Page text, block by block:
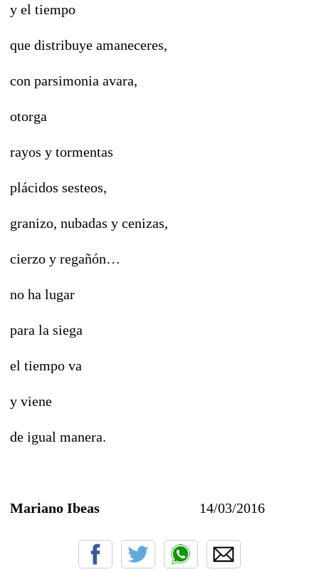
y el tiempo
que distribuye amaneceres,
con parsimonia avara,
otorga
rayos y tormentas
plácidos sesteos,
granizo, nubadas y cenizas,
cierzo y regañón…
no ha lugar
para la siega
el tiempo va
y viene
de igual manera.
Mariano Ibeas 14/03/2016